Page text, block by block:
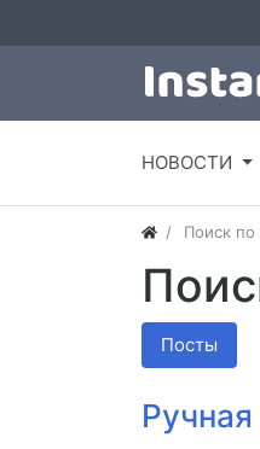
НОВОСТИ
Поиск по
Посты